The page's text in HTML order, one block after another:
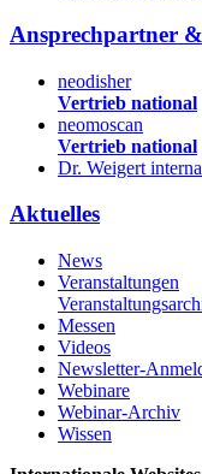
Ansprechpartner
neodisher
Vertrieb national
neomoscan
Vertrieb national
Dr. Weigert
Aktuelles
News
Veranstaltungen
Messen
Videos
Newsletter-
Webinare
Webinar-Archiv
Wissen